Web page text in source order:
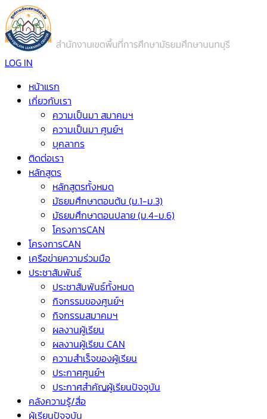
LOG IN
หน้าแรก
เกี่ยวกับเรา
ความเป็นมา สมาคมฯ
ความเป็นมา ศูนย์ฯ
บุคลากร
ติดต่อเรา
หลักสูตร
หลักสูตรทั้งหมด
มัธยมศึกษาตอนต้น (ม.1-ม.3)
มัธยมศึกษาตอนปลาย (ม.4-ม.6)
โครงการCAN
โครงการCAN
เครือข่ายความร่วมมือ
ประชาสัมพันธ์
ประชาสัมพันธ์ทั้งหมด
กิจกรรมของศูนย์ฯ
กิจกรรมสมาคมฯ
ผลงานผู้เรียน
ผลงานผู้เรียน CAN
ความสำเร็จของผู้เรียน
ประกาศศูนย์ฯ
ประกาศสำคัญผู้เรียนปัจจุบัน
คลังความรู้/สื่อ
ผู้เรียนปัจจุบัน